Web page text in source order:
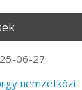
06-27
nemzetközi